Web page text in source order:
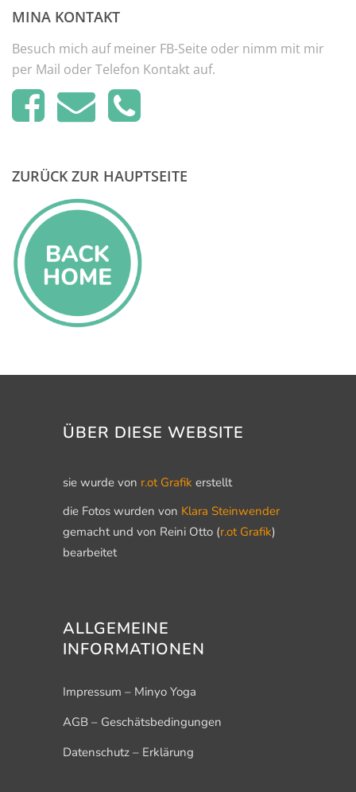
MINA KONTAKT
Besuch mich auf meiner FB-Seite oder nimm mit mir
per Mail oder Telefon Kontakt auf.
ZURÜCK ZUR HAUPTSEITE
ÜBER DIESE WEBSITE
sie wurde von r.ot Grafik erstellt
die Fotos wurden von Klara Steinwender
gemacht und von Reini Otto (r.ot Grafik)
bearbeitet
ALLGEMEINE
INFORMATIONEN
Impressum – Minyo Yoga
AGB – Geschätsbedingungen
Datenschutz – Erklärung